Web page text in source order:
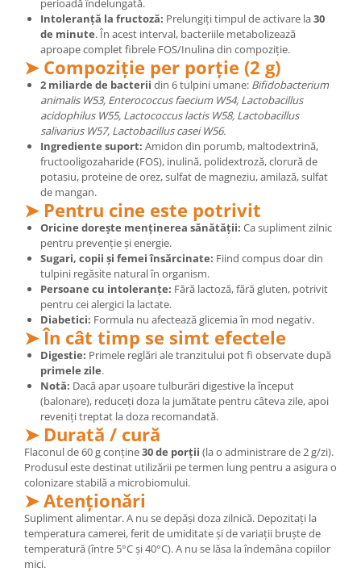
perioadă îndelungată.
Intoleranță la fructoză: Prelungiți timpul de activare la30
de minute. În acest interval, bacteriile metabolizează
aproape complet fibrele FOS/Inulina din compoziție.
➤ Compoziție per porție (2 g)
2 miliarde de bacterii din 6 tulpini umane: Bifidobacterium
animalis W53, Enterococcus faecium W54, Lactobacillus
acidophilus W55, Lactococcus lactis W58, Lactobacillus
salivarius W57, Lactobacillus casei W56.
Ingrediente suport: Amidon din porumb, maltodextrină,
fructooligozaharide (FOS), inulină, polidextroză, clorură de
potasiu, proteine de orez, sulfat de magneziu, amilază, sulfat
de mangan.
➤ Pentru cine este potrivit
Oricine dorește menținerea sănătății: Ca supliment zilnic
pentru prevenție și energie.
Sugari, copii și femei însărcinate: Fiind compus doar din
tulpini regăsite natural în organism.
Persoane cu intoleranțe: Fără lactoză, fără gluten, potrivit
pentru cei alergici la lactate.
Diabetici: Formula nu afectează glicemia în mod negativ.
➤ În cât timp se simt efectele
Digestie: Primele reglări ale tranzitului pot fi observate după
primele zile.
Notă: Dacă apar ușoare tulburări digestive la început
(balonare), reduceți doza la jumătate pentru câteva zile, apoi
reveniți treptat la doza recomandată.
➤ Durată / cură
Flaconul de 60 g conține30 de porții (la o administrare de 2 g/zi).
Produsul este destinat utilizării pe termen lung pentru a asigura o
colonizare stabilă a microbiomului.
➤ Atenționări
Supliment alimentar. A nu se depăși doza zilnică. Depozitați la
temperatura camerei, ferit de umiditate și de variații bruște de
temperatură (între 5°C și 40°C). A nu se lăsa la îndemâna copiilor
mici.